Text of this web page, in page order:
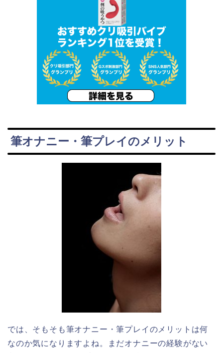
筆オナニー・筆プレイのメリット
では、そもそも筆オナニー・筆プレイのメリットは何
なのか気になりますよね。まだオナニーの経験がない